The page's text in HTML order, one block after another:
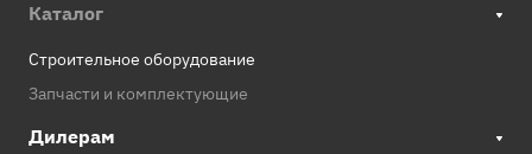
Каталог
Строительное оборудование
Запчасти и комплектующие
Дилерам